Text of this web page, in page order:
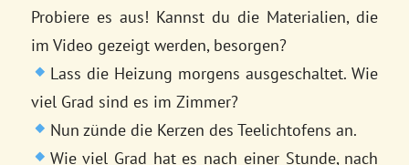
Probiere es aus! Kannst du die Materialien, die
im Video gezeigt werden, besorgen?
Lass die Heizung morgens ausgeschaltet. Wie
viel Grad sind es im Zimmer?
Nun zünde die Kerzen des Teelichtofens an.
Wie viel Grad hat es nach einer Stunde, nach